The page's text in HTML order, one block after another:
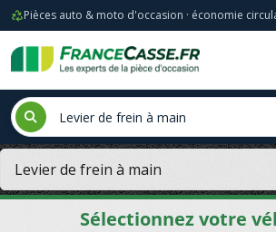
Pièces auto & moto d'occasion · économie
Sélectionnez votre